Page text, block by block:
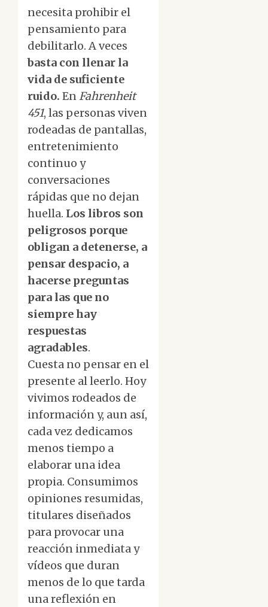
necesita prohibir el
pensamiento para
debilitarlo. A veces
basta con llenar la
vida de suficiente
ruido. En Fahrenheit
451, las personas viven
rodeadas de pantallas,
entretenimiento
continuo y
conversaciones
rápidas que no dejan
huella. Los libros son
peligrosos porque
obligan a detenerse, a
pensar despacio, a
hacerse preguntas
para las que no
siempre hay
respuestas
agradables.
Cuesta no pensar en el
presente al leerlo. Hoy
vivimos rodeados de
información y, aun así,
cada vez dedicamos
menos tiempo a
elaborar una idea
propia. Consumimos
opiniones resumidas,
titulares diseñados
para provocar una
reacción inmediata y
vídeos que duran
menos de lo que tarda
una reflexión en